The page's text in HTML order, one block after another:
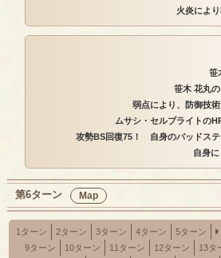
火炎によ
笹
笹木 花丸
弱点により、防御技
ムサシ・セルブライトの
攻勢BS回復75！ 自身のバッドステ
自身に
第6ターン Map
1ターン 2ターン 3ターン 4ターン 5ターン
9ターン
10ターン 11ターン 12ターン 13タ